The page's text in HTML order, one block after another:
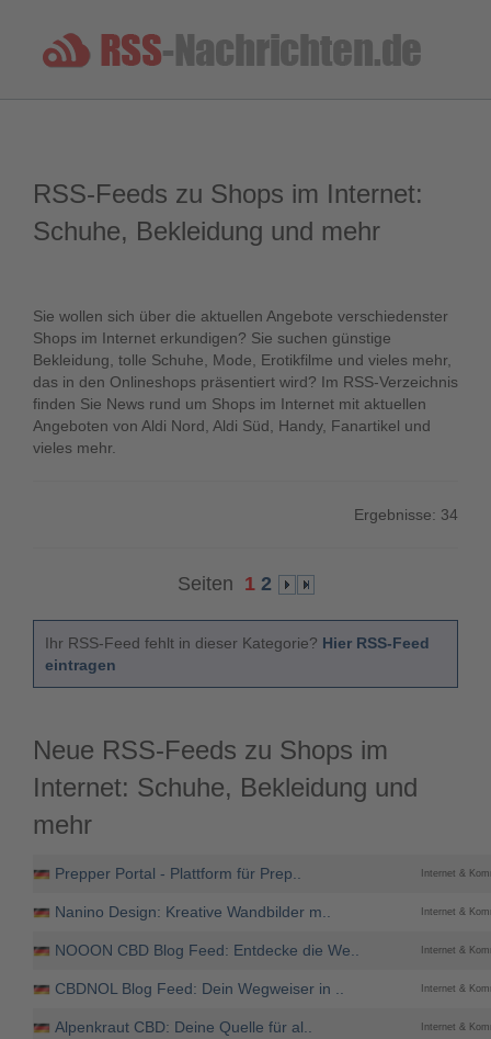
RSS-Feeds zu Shops im Internet:
Schuhe, Bekleidung und mehr
Sie wollen sich über die aktuellen Angebote verschiedenster
Shops im Internet erkundigen? Sie suchen günstige
Bekleidung, tolle Schuhe, Mode, Erotikfilme und vieles mehr,
das in den Onlineshops präsentiert wird? Im RSS-Verzeichnis
finden Sie News rund um Shops im Internet mit aktuellen
Angeboten von Aldi Nord, Aldi Süd, Handy, Fanartikel und
vieles mehr.
Ergebnisse: 34
Seiten 1 2
Ihr RSS-Feed fehlt in dieser Kategorie? Hier RSS-Feed
eintragen
Neue RSS-Feeds zu Shops im
Internet: Schuhe, Bekleidung und
mehr
Prepper Portal - Plattform für Prep.. Internet &
Nanino Design: Kreative Wandbilder m.. Internet &
NOOON CBD Blog Feed: Entdecke die We.. Internet &
CBDNOL Blog Feed: Dein Wegweiser in .. Internet &
Alpenkraut CBD: Deine Quelle für al.. Internet &